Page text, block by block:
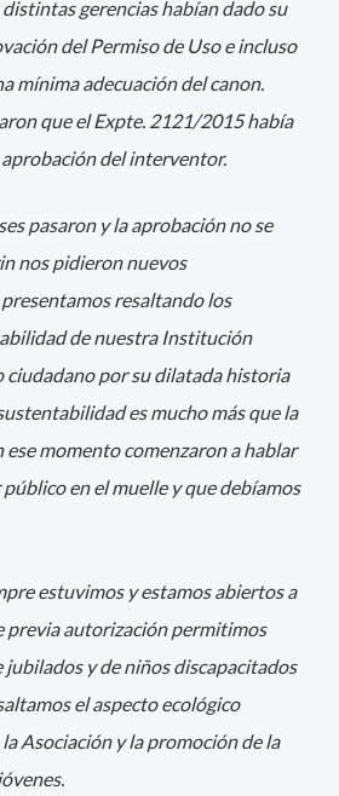
gerencias habían dado su
del Permiso de Uso e incluso
mínima adecuación del canon.
que el Expte. 2121/2015 había
del interventor.
pasaron y la aprobación no se
nos pidieron nuevos
resaltando los
de nuestra Institución
ciudadano por su dilatada historia
es mucho más que la
ese momento comenzaron a hablar
en el muelle y que debíamos
estuvimos y estamos abiertos a
previa autorización permitimos
y de niños discapacitados
el aspecto ecológico
Asociación y la promoción de la